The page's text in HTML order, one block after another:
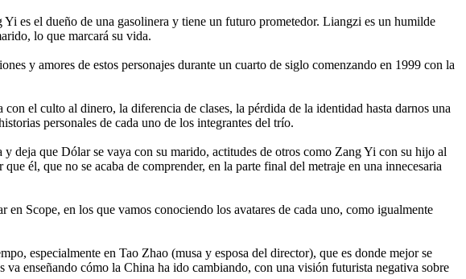
es el dueño de una gasolinera y tiene un futuro prometedor. Liangzi es un humilde
lo que marcará su vida.
y amores de estos personajes durante un cuarto de siglo comenzando en 1999 con la
el culto al dinero, la diferencia de clases, la pérdida de la identidad hasta darnos una
personales de cada uno de los integrantes del trío.
deja que Dólar se vaya con su marido, actitudes de otros como Zang Yi con su hijo al
él, que no se acaba de comprender, en la parte final del metraje en una innecesaria
Scope, en los que vamos conociendo los avatares de cada uno, como igualmente
especialmente en Tao Zhao (musa y esposa del director), que es donde mejor se
enseñando cómo la China ha ido cambiando, con una visión futurista negativa sobre